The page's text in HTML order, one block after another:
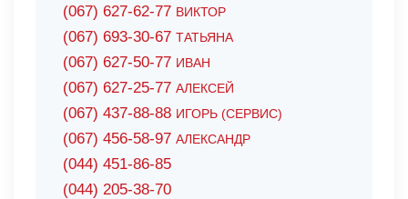
(067) 627-62-77 ВИКТОР
(067) 693-30-67 ТАТЬЯНА
(067) 627-50-77 ИВАН
(067) 627-25-77 АЛЕКСЕЙ
(067) 437-88-88 ИГОРЬ (СЕРВИС)
(067) 456-58-97 АЛЕКСАНДР
(044) 451-86-85
(044) 205-38-70